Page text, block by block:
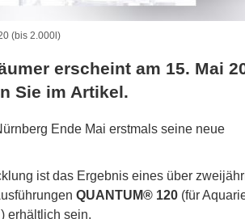
(bis 2.000l)
erscheint am 15. Mai
Sie im Artikel.
Ende Mai erstmals seine neue
ist das Ergebnis eines über
QUANTUM® 120 (für
erhältlich sein.